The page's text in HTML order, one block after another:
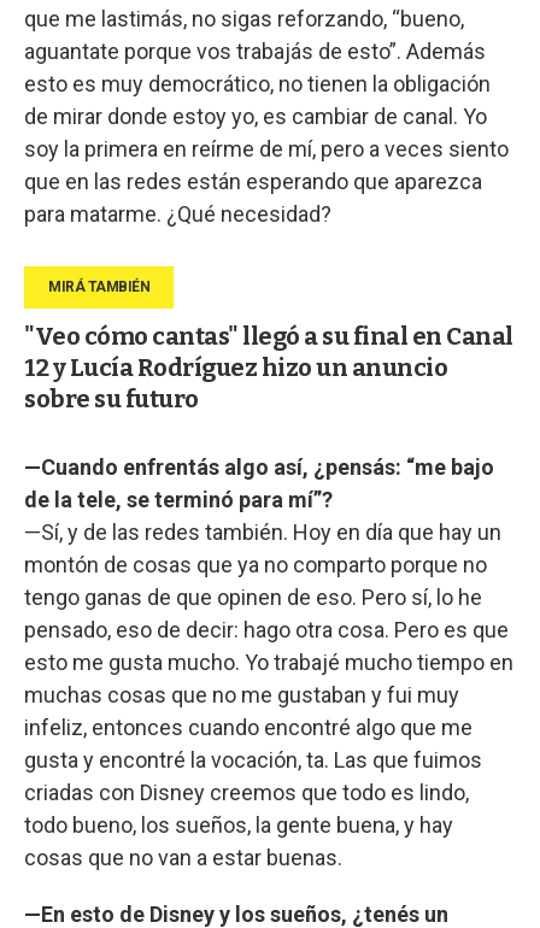
que me lastimás, no sigas reforzando, “bueno,
aguantate porque vos trabajás de esto”. Además
esto es muy democrático, no tienen la obligación
de mirar donde estoy yo, es cambiar de canal. Yo
soy la primera en reírme de mí, pero a veces siento
que en las redes están esperando que aparezca
para matarme. ¿Qué necesidad?
"Veo cómo cantas" llegó a su final en Canal
12 y Lucía Rodríguez hizo un anuncio
sobre su futuro
—Cuando enfrentás algo así, ¿pensás: “me bajo
de la tele, se terminó para mí”?
—Sí, y de las redes también. Hoy en día que hay un
montón de cosas que ya no comparto porque no
tengo ganas de que opinen de eso. Pero sí, lo he
pensado, eso de decir: hago otra cosa. Pero es que
esto me gusta mucho. Yo trabajé mucho tiempo en
muchas cosas que no me gustaban y fui muy
infeliz, entonces cuando encontré algo que me
gusta y encontré la vocación, ta. Las que fuimos
criadas con Disney creemos que todo es lindo,
todo bueno, los sueños, la gente buena, y hay
cosas que no van a estar buenas.
—En esto de Disney y los sueños, ¿tenés un